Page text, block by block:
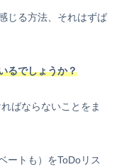
じる方法、それはずば
るでしょうか？
ばならないことをま
ートも）をToDoリス